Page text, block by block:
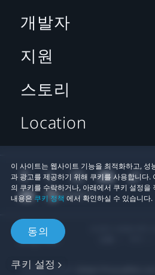
이 사이트는 웹사이트 기능을 최적화하고, 성
과 광고를 제공하기 위해 쿠키를 사용합니다
의 쿠키를 수락하거나, 아래에서 쿠키 설정을
내용은 쿠키 정책 에서 확인하실 수 있습니다.
동의
쿠키 설정
개발자
지원
스토리
Location
개인정보 연락처: